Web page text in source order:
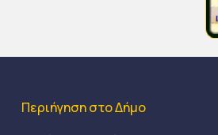
Περιήγηση στο Δήμο